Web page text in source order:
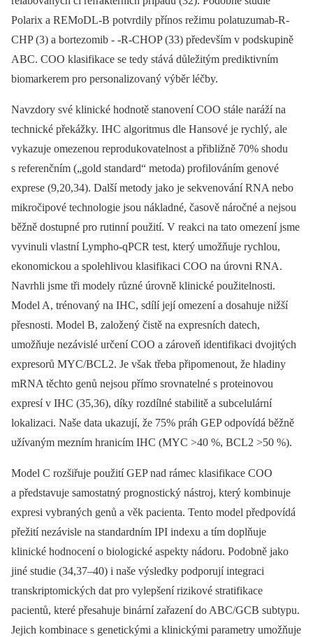
Polarix a REMoDL-B potvrdily přínos režimu polatuzumab-R-
CHP (3) a bortezomib -⁠ -R-CHOP (33) především v podskupině
ABC. COO klasifikace se tedy stává důležitým prediktivním
biomarkerem pro personalizovaný výběr léčby.
Navzdory své klinické hodnotě stanovení COO stále naráží na
technické překážky. IHC algoritmus dle Hansové je rychlý, ale
vykazuje omezenou reprodukovatelnost a přibližně 70% shodu
s referenčním („gold standard“ metoda) profilováním genové
exprese (9,20,34). Další metody jako je sekvenování RNA nebo
mikročipové technologie jsou nákladné, časově náročné a nejsou
běžně dostupné pro rutinní použití. V reakci na tato omezení jsme
vyvinuli vlastní Lympho-qPCR test, který umožňuje rychlou,
ekonomickou a spolehlivou klasifikaci COO na úrovni RNA.
Navrhli jsme tři modely různé úrovně klinické použitelnosti.
Model A, trénovaný na IHC, sdílí její omezení a dosahuje nižší
přesnosti. Model B, založený čistě na expresních datech,
umožňuje nezávislé určení COO a zároveň identifikaci dvojitých
expresorů MYC/BCL2. Je však třeba připomenout, že hladiny
mRNA těchto genů nejsou přímo srovnatelné s proteinovou
expresí v IHC (35,36), díky rozdílné stabilitě a subcelulární
lokalizaci. Naše data ukazují, že 75% práh GEP odpovídá běžně
užívaným mezním hranicím IHC (MYC >40 %, BCL2 >50 %).
Model C rozšiřuje použití GEP nad rámec klasifikace COO
a představuje samostatný prognostický nástroj, který kombinuje
expresi vybraných genů a věk pacienta. Tento model předpovídá
přežití nezávisle na standardním IPI indexu a tím doplňuje
klinické hodnocení o biologické aspekty nádoru. Podobně jako
jiné studie (34,37–40) i naše výsledky podporují integraci
transkriptomických dat pro vylepšení rizikové stratifikace
pacientů, které přesahuje binární zařazení do ABC/GCB subtypu.
Jejich kombinace s genetickými a klinickými parametry umožňuje